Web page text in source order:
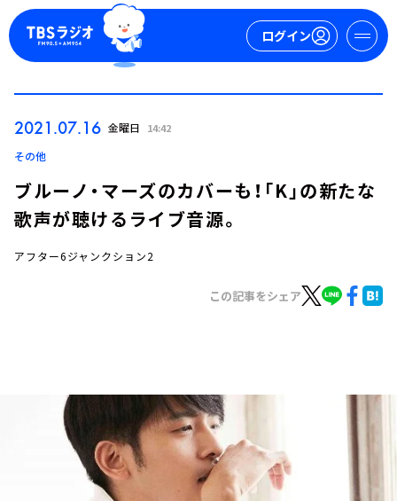
ログイン
お知らせ
イベント・グッズ
YouTube
会社情報
2021.07.16 金曜日 14:42
その他
ブルーノ・マーズのカバーも！「K」の新たな
歌声が聴けるライブ音源。
アフター6ジャンクション2
この記事をシェア